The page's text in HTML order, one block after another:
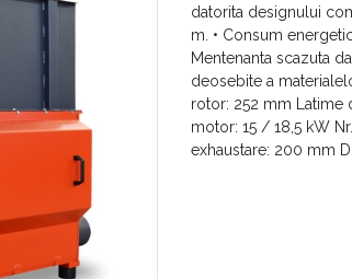
datorita designului
m. • Consum
Mentenanta scazuta
deosebite a
rotor: 252 mm
motor: 15 / 18,5 kW
exhaustare: 200 mm